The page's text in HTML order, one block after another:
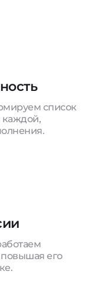
список
каждой,
его